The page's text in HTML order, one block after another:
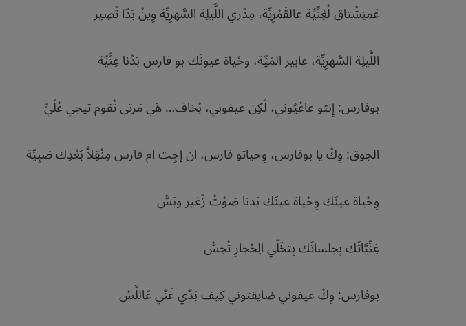
عَمنِشْتاق لْغِنِّيِّة عالقَمْرِيِّة، مِدْري اللَّيلِة السَّهرِيِّة وِينْ بَدّا تْصِير
اللَّيلِة السَّهرِيِّة، عابير المَيِّة، وحْياة عيونَك بو فارس بَدْنا غِنِّيِّة
بوفارس: إِنتو عاعْيُوني، لَكِن عيفوني، بْخاف… هَي مَرتي تْقوم تيجي عْلَيِّ
الجوق: وِكْ يا بوفارس، وِحياتو فارس، ان إجِت ام فارس مِنْقِلاَّ بَعْدِك صَبِيِّة
وِحْياة عينَك وِحْياة عينَك بَدنا صَوْتْ زْغير وبَسّْ
غِنِّيَّاتَك بِجلساتَك بِتخَلّي الِحْجارِ تْحِسّْ
بوفارس: وِكْ عيفوني ضايقتوني كِيف بَدّي غَنّي عَاللَّسْ